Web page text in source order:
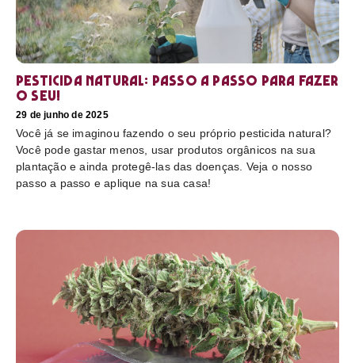
Pesticida natural: Passo a passo para fazer
o seu!
29 de junho de 2025
Você já se imaginou fazendo o seu próprio pesticida natural?
Você pode gastar menos, usar produtos orgânicos na sua
plantação e ainda protegê-las das doenças. Veja o nosso
passo a passo e aplique na sua casa!